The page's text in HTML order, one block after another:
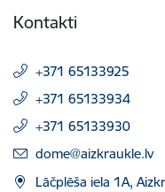
Kontakti
+371 65133925
+371 65133934
+371 65133930
E-pasts:
dome@aizkraukle.lv
Lāčplēša iela 1A,